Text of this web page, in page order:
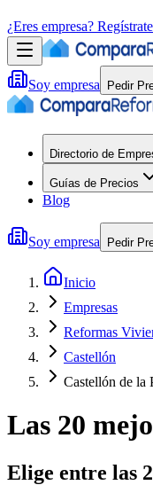
¿Eres empresa?
Soy empresa Pedir
Directorio de
Guías de Precios
Blog
Soy empresa Pedir
Inicio
Empresas
Reformas
Castellón
Castellón de la
Las 20
Elige entre las